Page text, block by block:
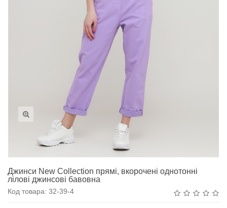
Джинси New Collection прямі, вкорочені однотонні
лілові джинсові бавовна
Код товара: 32-39-4